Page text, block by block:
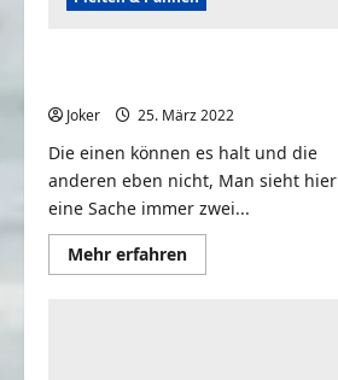
Joker 25. März 2022
Die einen können es halt und die
anderen eben nicht, Man sieht hier
eine Sache immer zwei...
Mehr erfahrenMehr
Informationen